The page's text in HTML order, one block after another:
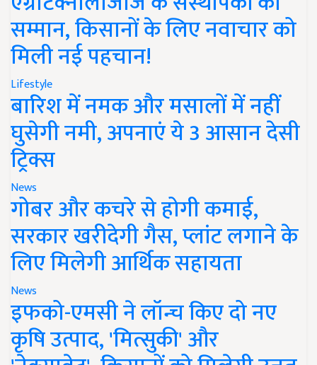
सम्मान, किसानों के लिए नवाचार को
मिली नई पहचान!
Lifestyle
बारिश में नमक और मसालों में नहीं
घुसेगी नमी, अपनाएं ये 3 आसान देसी
ट्रिक्स
News
गोबर और कचरे से होगी कमाई,
सरकार खरीदेगी गैस, प्लांट लगाने के
लिए मिलेगी आर्थिक सहायता
News
इफको-एमसी ने लॉन्च किए दो नए
कृषि उत्पाद, 'मित्सुकी' और